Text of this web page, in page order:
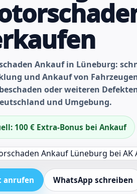
Ankauf in Lüneburg:
und Ankauf von
oder weiteren
und Umgebung.
100 € Extra-Bonus bei Ankauf
anrufen WhatsApp schreiben